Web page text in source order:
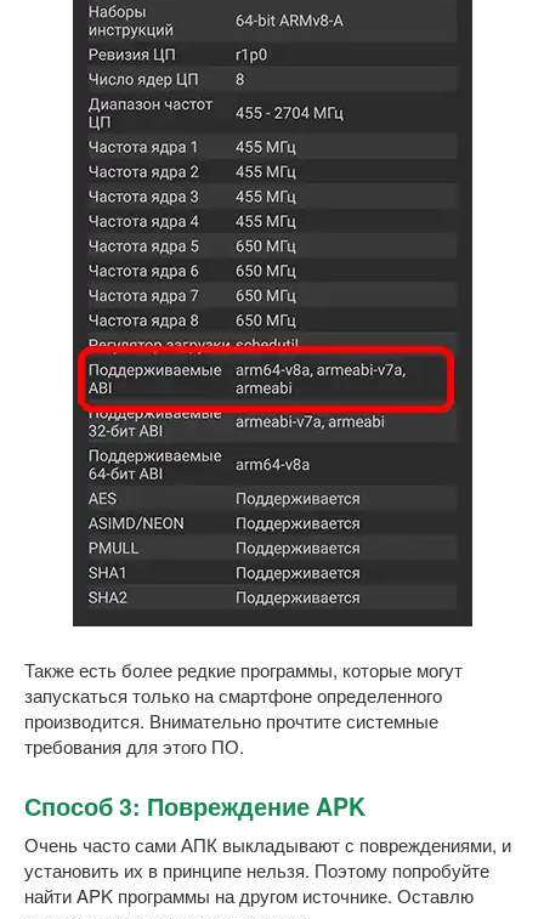
Также есть более редкие программы, которые могут
запускаться только на смартфоне определенного
производится. Внимательно прочтите системные
требования для этого ПО.
Способ 3: Повреждение APK
Очень часто сами АПК выкладывают с повреждениями, и
установить их в принципе нельзя. Поэтому попробуйте
найти APK программы на другом источнике. Оставлю